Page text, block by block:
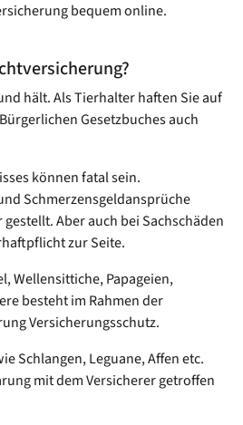
bequem online.
hält. Als Tierhalter haften Sie auf
Gesetzbuches auch
können fatal sein.
Schmerzensgeldansprüche
Aber auch bei Sachschäden
zur Seite.
Wellensittiche, Papageien,
besteht im Rahmen der
Versicherungsschutz.
Schlangen, Leguane, Affen etc.
mit dem Versicherer getroffen